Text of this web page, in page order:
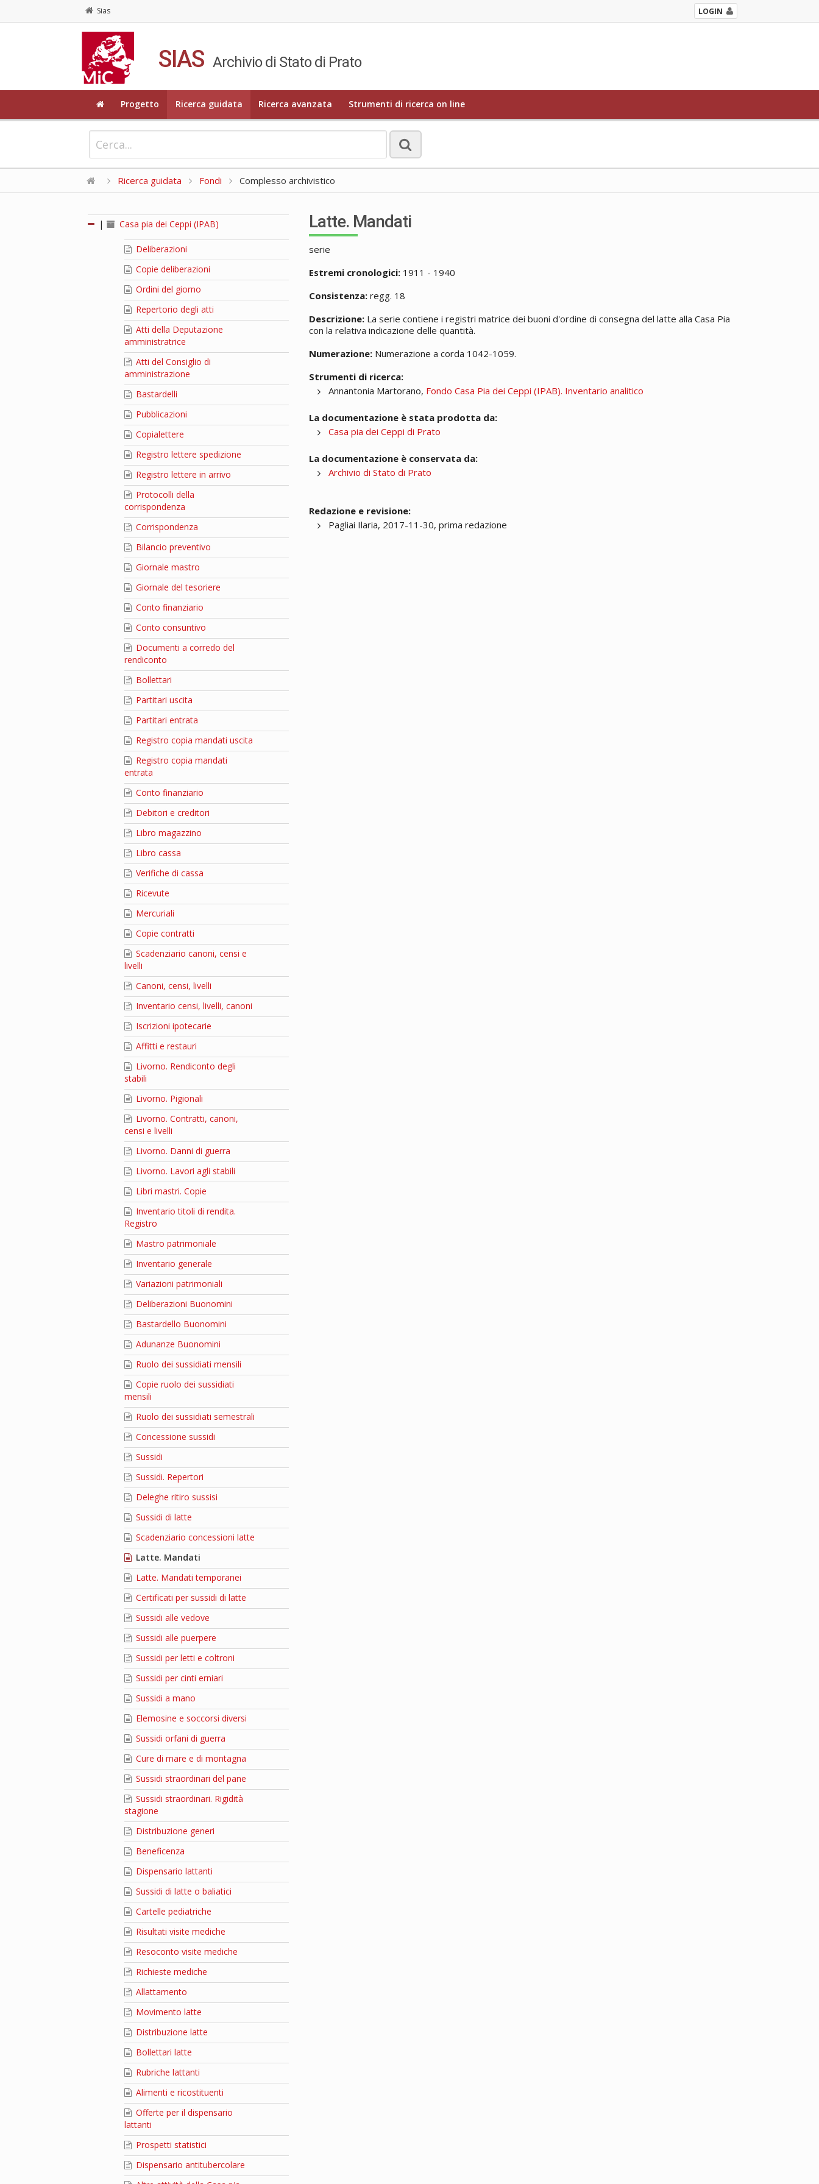
Sias LOGIN
SIAS Archivio di Stato di Prato
Progetto Ricerca guidata Ricerca avanzata Strumenti di ricerca on line
Ricerca guidata Fondi Complesso archivistico
| Casa pia dei Ceppi (IPAB)
Deliberazioni
Copie deliberazioni
Ordini del giorno
Repertorio degli atti
Atti della Deputazione
amministratrice
Atti del Consiglio di
amministrazione
Bastardelli
Pubblicazioni
Copialettere
Registro lettere spedizione
Registro lettere in arrivo
Protocolli della
corrispondenza
Corrispondenza
Bilancio preventivo
Giornale mastro
Giornale del tesoriere
Conto finanziario
Conto consuntivo
Documenti a corredo del
rendiconto
Bollettari
Partitari uscita
Partitari entrata
Registro copia mandati uscita
Registro copia mandati
entrata
Conto finanziario
Debitori e creditori
Libro magazzino
Libro cassa
Verifiche di cassa
Ricevute
Mercuriali
Copie contratti
Scadenziario canoni, censi e
livelli
Canoni, censi, livelli
Inventario censi, livelli, canoni
Iscrizioni ipotecarie
Affitti e restauri
Livorno. Rendiconto degli
stabili
Livorno. Pigionali
Livorno. Contratti, canoni,
censi e livelli
Livorno. Danni di guerra
Livorno. Lavori agli stabili
Libri mastri. Copie
Inventario titoli di rendita.
Registro
Mastro patrimoniale
Inventario generale
Variazioni patrimoniali
Deliberazioni Buonomini
Bastardello Buonomini
Adunanze Buonomini
Ruolo dei sussidiati mensili
Copie ruolo dei sussidiati
mensili
Ruolo dei sussidiati semestrali
Concessione sussidi
Sussidi
Sussidi. Repertori
Deleghe ritiro sussisi
Sussidi di latte
Scadenziario concessioni latte
Latte. Mandati
Latte. Mandati temporanei
Certificati per sussidi di latte
Sussidi alle vedove
Sussidi alle puerpere
Sussidi per letti e coltroni
Sussidi per cinti erniari
Sussidi a mano
Elemosine e soccorsi diversi
Sussidi orfani di guerra
Cure di mare e di montagna
Sussidi straordinari del pane
Sussidi straordinari. Rigidità
stagione
Distribuzione generi
Beneficenza
Dispensario lattanti
Sussidi di latte o baliatici
Cartelle pediatriche
Risultati visite mediche
Resoconto visite mediche
Richieste mediche
Allattamento
Movimento latte
Distribuzione latte
Bollettari latte
Rubriche lattanti
Alimenti e ricostituenti
Offerte per il dispensario
lattanti
Prospetti statistici
Dispensario antitubercolare
Latte. Mandati
serie
Estremi cronologici: 1911 - 1940
Consistenza: regg. 18
Descrizione: La serie contiene i registri matrice dei buoni d'ordine di consegna del latte alla Casa Pia
con la relativa indicazione delle quantità.
Numerazione: Numerazione a corda 1042-1059.
Strumenti di ricerca:
Annantonia Martorano, Fondo Casa Pia dei Ceppi (IPAB). Inventario analitico
La documentazione è stata prodotta da:
Casa pia dei Ceppi di Prato
La documentazione è conservata da:
Archivio di Stato di Prato
Redazione e revisione:
Pagliai Ilaria, 2017-11-30, prima redazione